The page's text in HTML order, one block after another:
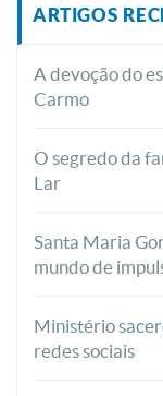
ARTIGOS
A devoção do
Carmo
O segredo da
Lar
Santa Maria
mundo de
Ministério
redes sociais